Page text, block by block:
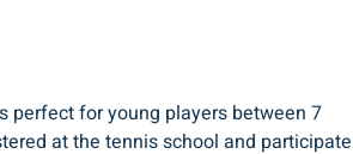
perfect for young players between 7
at the tennis school and participate